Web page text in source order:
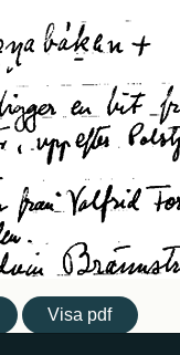
Visa pdf